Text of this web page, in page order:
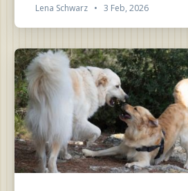
Lena Schwarz • 3 Feb, 2026